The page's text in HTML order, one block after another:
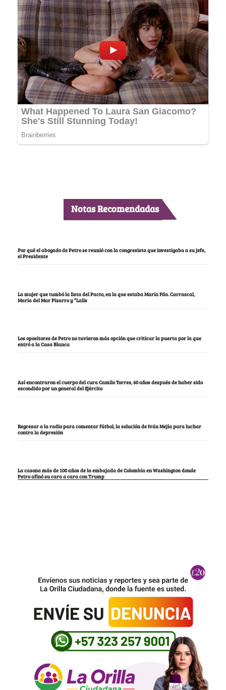
Notas Recomendadas
Por qué el abogado de Petro se reunió con la congresista que investigaba a su jefe,
el Presidente
La mujer que tumbó la lista del Pacto, en la que estaba María Fda. Carrascal,
María del Mar Pizarro y “Lalis
Los opositores de Petro no tuvieron más opción que criticar la puerta por la que
entró a la Casa Blanca
Así encontraron el cuerpo del cura Camilo Torres, 60 años después de haber sido
escondido por un general del Ejército
Regresar a la radio para comentar fútbol, la solución de Iván Mejía para luchar
contra la depresión
La casona más de 100 años de la embajada de Colombia en Washington donde
Petro afinó su cara a cara con Trump